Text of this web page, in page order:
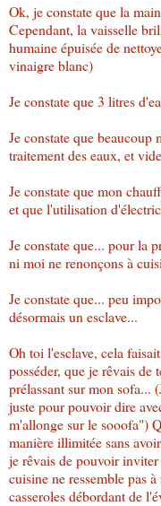
Ok, je constate que la
Cependant, la vaisselle
humaine épuisée de
vinaigre blanc)
Je constate que 3 litres
Je constate que beaucoup
traitement des eaux, et
Je constate que mon
et que l'utilisation
Je constate que... pour la
ni moi ne renonçons à
Je constate que... peu
désormais un esclave...
Oh toi l'esclave, cela
posséder, que je rêvais
prélassant sur mon sofa...
juste pour pouvoir dire
m'allonge sur le sooofa")
manière illimitée sans
je rêvais de pouvoir
cuisine ne ressemble pas
casseroles débordant de